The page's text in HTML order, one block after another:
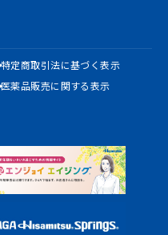
特定商取引法に基づく表示
医薬品販売に関する表示